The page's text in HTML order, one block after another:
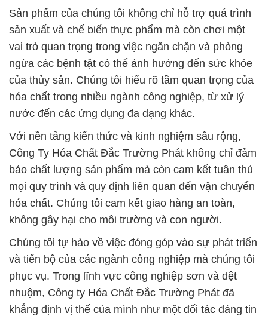
Sản phẩm của chúng tôi không chỉ hỗ trợ quá trình
sản xuất và chế biến thực phẩm mà còn chơi một
vai trò quan trọng trong việc ngăn chặn và phòng
ngừa các bệnh tật có thể ảnh hưởng đến sức khỏe
của thủy sản. Chúng tôi hiểu rõ tầm quan trọng của
hóa chất trong nhiều ngành công nghiệp, từ xử lý
nước đến các ứng dụng đa dạng khác.
Với nền tảng kiến thức và kinh nghiệm sâu rộng,
Công Ty Hóa Chất Đắc Trường Phát không chỉ đảm
bảo chất lượng sản phẩm mà còn cam kết tuân thủ
mọi quy trình và quy định liên quan đến vận chuyển
hóa chất. Chúng tôi cam kết giao hàng an toàn,
không gây hại cho môi trường và con người.
Chúng tôi tự hào về việc đóng góp vào sự phát triển
và tiến bộ của các ngành công nghiệp mà chúng tôi
phục vụ. Trong lĩnh vực công nghiệp sơn và dệt
nhuộm, Công ty Hóa Chất Đắc Trường Phát đã
khẳng định vị thế của mình như một đối tác đáng tin